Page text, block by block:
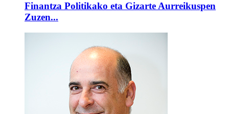
Finantza Politikako eta Gizarte Aurreikuspen
Zuzen...